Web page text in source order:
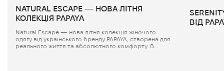
NATURAL ESCAPE — НОВА ЛІТНЯ
КОЛЕКЦІЯ PAPAYA
Natural Escape — нова літня колекція жіночого
одягу від українського бренду PAPAYA, створена для
реального життя та абсолютного комфорту. В
ВІД